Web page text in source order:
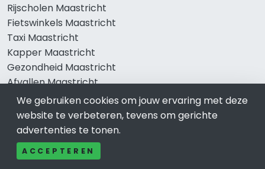
Rijscholen Maastricht
Fietswinkels Maastricht
Taxi Maastricht
Kapper Maastricht
Gezondheid Maastricht
Afvallen Maastricht
Gezond eten Maastricht
Bekend in Maastricht
We gebruiken cookies om jouw ervaring met deze
website te verbeteren, tevens om gerichte
advertenties te tonen.
ACCEPTEREN